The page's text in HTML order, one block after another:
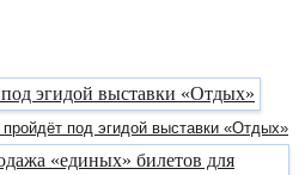
под эгидой выставки «Отдых»